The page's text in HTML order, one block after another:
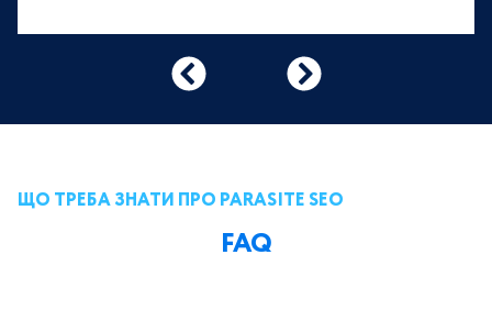
ЩО ТРЕБА ЗНАТИ ПРО PARASITE SEO
FAQ